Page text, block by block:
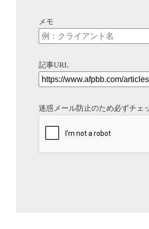
メモ
記事URL
迷惑メール防止のため必ずチェ